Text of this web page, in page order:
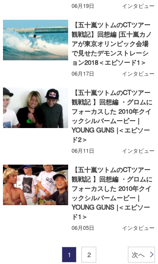
06月19日 インタビュー
【五十嵐ツトムのCTツアー
観戦記】回想編 |五十嵐カノ
アが東京オリンピック会場
で見せたデモンストレーシ
ョン2018＜エピソード1＞
06月17日 インタビュー
【五十嵐ツトムのCTツアー
観戦記 】回想編 ・グロムに
フォーカスした 2010年クイ
ックシルバームービー |
YOUNG GUNS |＜エピソー
ド2＞
06月11日 インタビュー
【五十嵐ツトムのCTツアー
観戦記 】回想編 ・グロムに
フォーカスした 2010年クイ
ックシルバームービー |
YOUNG GUNS |＜エピソー
ド1＞
06月05日 インタビュー
1 2 次へ